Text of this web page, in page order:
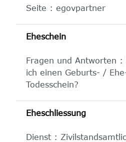
Seite : egovpartner
Eheschein
Fragen und Antworten :
ich einen Geburts- /
Todesschein?
Eheschliessung
Dienst :